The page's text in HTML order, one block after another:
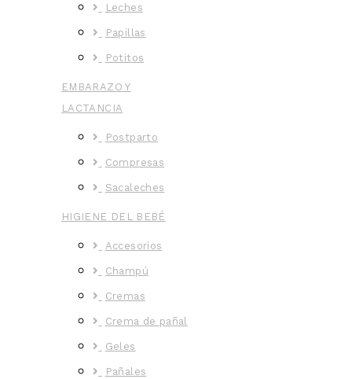
Leches
Papillas
Potitos
EMBARAZO Y
LACTANCIA
Postparto
Compresas
Sacaleches
HIGIENE DEL BEBÉ
Accesorios
Champú
Cremas
Crema de pañal
Geles
Pañales